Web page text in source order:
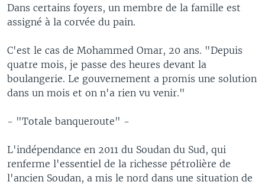
Dans certains foyers, un membre de la famille est
assigné à la corvée du pain.
C'est le cas de Mohammed Omar, 20 ans. "Depuis
quatre mois, je passe des heures devant la
boulangerie. Le gouvernement a promis une solution
dans un mois et on n'a rien vu venir."
- "Totale banqueroute" -
L'indépendance en 2011 du Soudan du Sud, qui
renferme l'essentiel de la richesse pétrolière de
l'ancien Soudan, a mis le nord dans une situation de